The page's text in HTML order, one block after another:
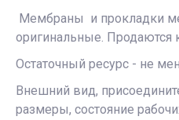
Мембраны и прокладки
оригинальные. Продаются
Остаточный ресурс - не
Внешний вид,
размеры, состояние